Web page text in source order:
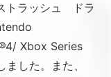
トラッシュ ドラ
Xbox Series
した。また、